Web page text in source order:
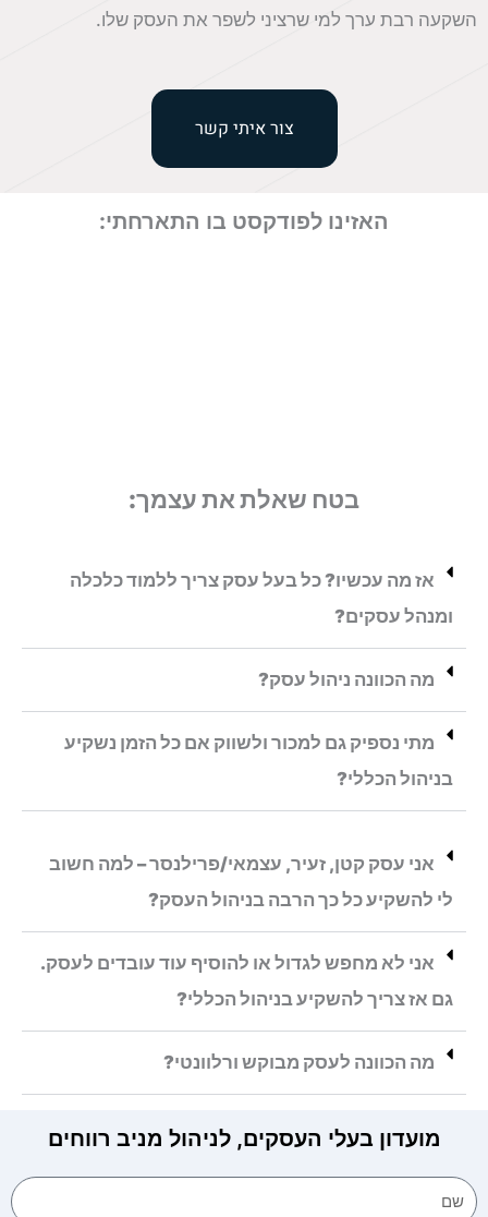
השקעה רבת ערך למי שרציני לשפר את העסק שלו.
צור איתי קשר
האזינו לפודקסט בו התארחתי:
בטח שאלת את עצמך:
אז מה עכשיו? כל בעל עסק צריך ללמוד כלכלה
ומנהל עסקים?
מה הכוונה ניהול עסק?
מתי נספיק גם למכור ולשווק אם כל הזמן נשקיע
בניהול הכללי?
אני עסק קטן, זעיר, עצמאי/פרילנסר – למה חשוב
לי להשקיע כל כך הרבה בניהול העסק?
אני לא מחפש לגדול או להוסיף עוד עובדים לעסק.
גם אז צריך להשקיע בניהול הכללי?
מה הכוונה לעסק מבוקש ורלוונטי?
מועדון בעלי העסקים, לניהול מניב רווחים